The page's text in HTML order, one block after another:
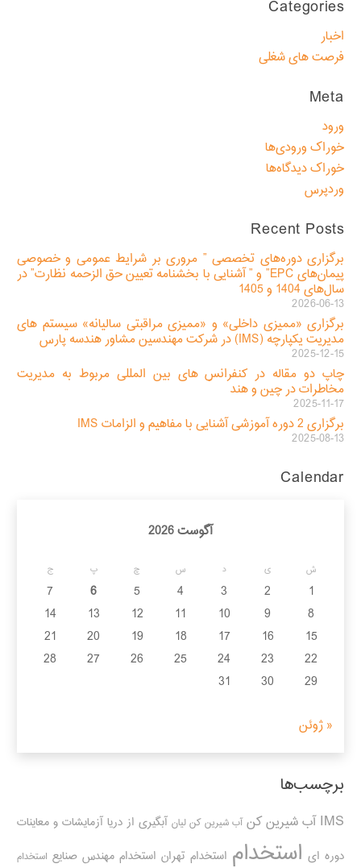
Categories
اخبار
فرصت های شغلی
Meta
ورود
خوراک ورودی‌ها
خوراک دیدگاه‌ها
وردپرس
Recent Posts
برگزاری دوره‌های تخصصی ” مروری بر شرایط عمومی و خصوصی
پیمان‌های EPC” و ” آشنایی با بخشنامه تعیین حق الزحمه نظارت” در
سال‌های 1404 و 1405
2026-06-13
برگزاری «ممیزی داخلی» و «ممیزی مراقبتی سالیانه» سیستم های
مدیریت یکپارچه (IMS) در شرکت مهندسین مشاور هندسه پارس
2025-12-15
چاپ دو مقاله در کنفرانس های بین المللی مربوط به مدیریت
مخاطرات در چین و هند
2025-11-17
برگزاری 2 دوره آموزشی آشنایی با مفاهیم و الزامات IMS
2025-08-13
Calendar
آگوست 2026
ش ی د س چ پ ج
1
2
3
4
5
6
7
8
9
10
11
12
13
14
15
16
17
18
19
20
21
22
23
24
25
26
27
28
29
30
31
« ژوئن
برچسب‌ها
IMS آب شیرین کن آب شیرین کن لیان آبگیری از دریا آزمایشات و معاینات
دوره ای استخدام استخدام تهران استخدام مهندس صنایع استخدام